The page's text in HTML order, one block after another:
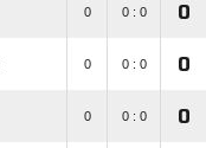
0 0 : 0 0
0 0 : 0 0
0 0 : 0 0